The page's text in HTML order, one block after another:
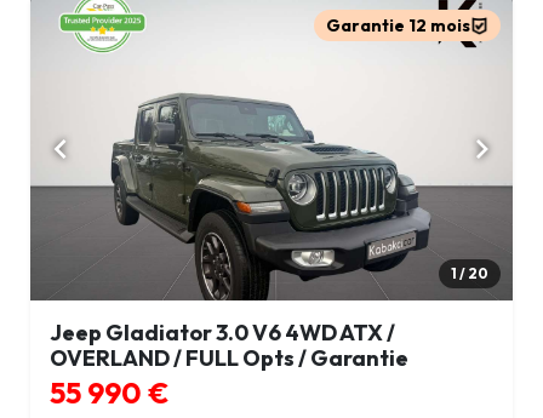
Garantie 12 mois
1 / 20
Jeep Gladiator 3.0 V6 4WD ATX /
OVERLAND / FULL Opts / Garantie
55 990 €